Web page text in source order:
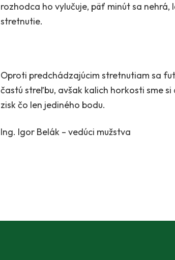
rozhodca ho vylučuje, päť minút sa
stretnutie.
Oproti predchádzajúcim stretnutiam sa
častú streľbu, avšak kalich horkosti sme
zisk čo len jediného bodu.
Ing. Igor Belák – vedúci mužstva